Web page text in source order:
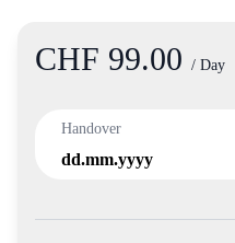
Product
CHF 99.00 / Day
Handover
dd.mm.yyyy